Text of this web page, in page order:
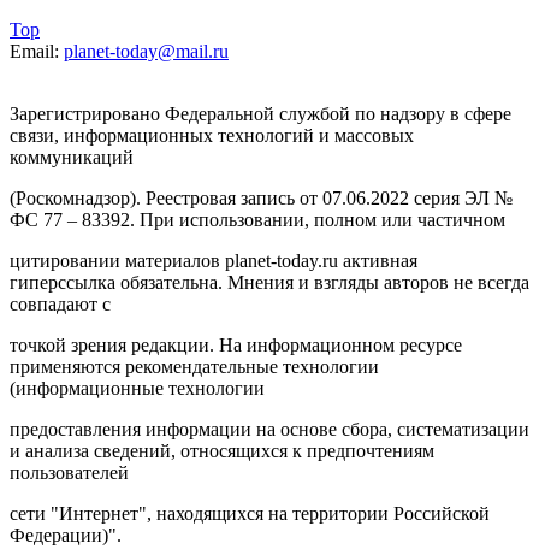
Top
Email: planet-today@mail.ru
Зарегистрировано Федеральной службой по надзору в сфере
связи, информационных технологий и массовых
коммуникаций
(Роскомнадзор). Реестровая запись от 07.06.2022 серия ЭЛ №
ФС 77 – 83392. При использовании, полном или частичном
цитировании материалов planet-today.ru активная
гиперссылка обязательна. Мнения и взгляды авторов не всегда
совпадают с
точкой зрения редакции. На информационном ресурсе
применяются рекомендательные технологии
(информационные технологии
предоставления информации на основе сбора, систематизации
и анализа сведений, относящихся к предпочтениям
пользователей
сети "Интернет", находящихся на территории Российской
Федерации)".